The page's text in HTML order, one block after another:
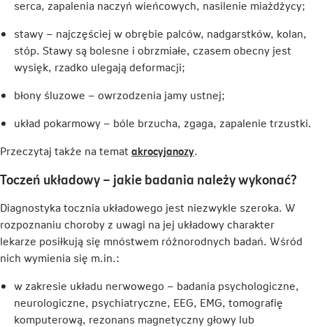
serca, zapalenia naczyń wieńcowych, nasilenie miażdżycy;
stawy – najczęściej w obrębie palców, nadgarstków, kolan,
stóp. Stawy są bolesne i obrzmiałe, czasem obecny jest
wysięk, rzadko ulegają deformacji;
błony śluzowe – owrzodzenia jamy ustnej;
układ pokarmowy – bóle brzucha, zgaga, zapalenie trzustki.
Przeczytaj także na tematakrocyjanozyLink
się
nowej
karcie
.
Toczeń układowy – jakie badania należy wykonać?
Diagnostyka tocznia układowego jest niezwykle szeroka. W
rozpoznaniu choroby z uwagi na jej układowy charakter
lekarze posiłkują się mnóstwem różnorodnych badań. Wśród
nich wymienia się m.in.:
w zakresie układu nerwowego – badania psychologiczne,
neurologiczne, psychiatryczne, EEG, EMG, tomografię
komputerową, rezonans magnetyczny głowy lub